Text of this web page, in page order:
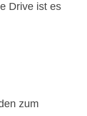
Drive ist es
zum